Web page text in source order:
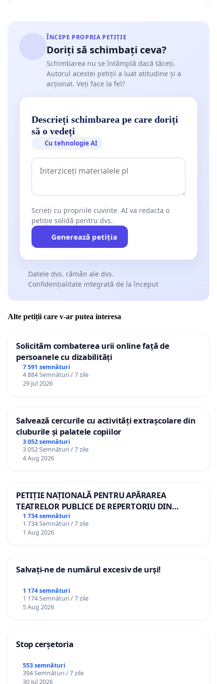
ÎNCEPE PROPRIA PETIȚIE
Doriți să schimbați ceva?
Schimbarea nu se întâmplă dacă tăceți.
Autorul acestei petiții a luat atitudine și a
acționat. Veți face la fel?
Descrieți schimbarea pe care doriți
să o vedeți
Cu tehnologie AI
Scrieți cu propriile cuvinte. AI va redacta o
petiție solidă pentru dvs.
Generează petiția
Datele dvs. rămân ale dvs.
Confidențialitate integrată de la început
Alte petiții care v-ar putea interesa
Solicităm combaterea urii online față de
persoanele cu dizabilități
7 591 semnături
4 884 Semnături / 7 zile
29 Jul 2026
Salvează cercurile cu activități extrașcolare din
cluburile și palatele copiilor
3 052 semnături
3 052 Semnături / 7 zile
4 Aug 2026
PETIȚIE NAȚIONALĂ PENTRU APĂRAREA
TEATRELOR PUBLICE DE REPERTORIU DIN
ROMÂNIA
1 734 semnături
1 734 Semnături / 7 zile
1 Aug 2026
Salvați-ne de numărul excesiv de urși!
1 174 semnături
1 174 Semnături / 7 zile
5 Aug 2026
Stop cerșetoria
553 semnături
394 Semnături / 7 zile
30 Jul 2026